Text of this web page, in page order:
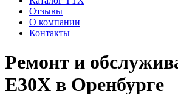
Отзывы
О компании
Контакты
Ремонт и
E30X в Оренбурге